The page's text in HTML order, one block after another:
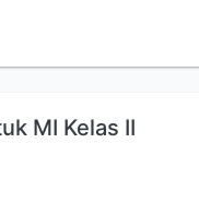
MI Kelas II